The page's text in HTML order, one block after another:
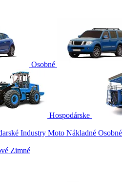
Osobné
Hospodárske
Industry Moto Nákladné Osobné
Zimné